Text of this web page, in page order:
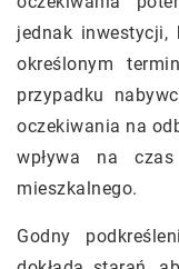
jednak inwestycji,
określonym
przypadku
oczekiwania na
wpływa na
mieszkalnego.
Godny